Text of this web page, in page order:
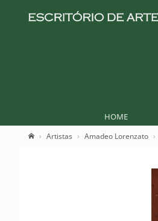
HOME
Artistas Amadeo Lorenzato